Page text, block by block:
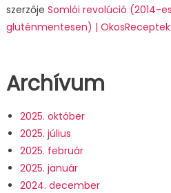
szerzője Somlói revolúció (2014-
gluténmentesen) | OkosReceptek
Archívum
2025. október
2025. július
2025. február
2025. január
2024. december